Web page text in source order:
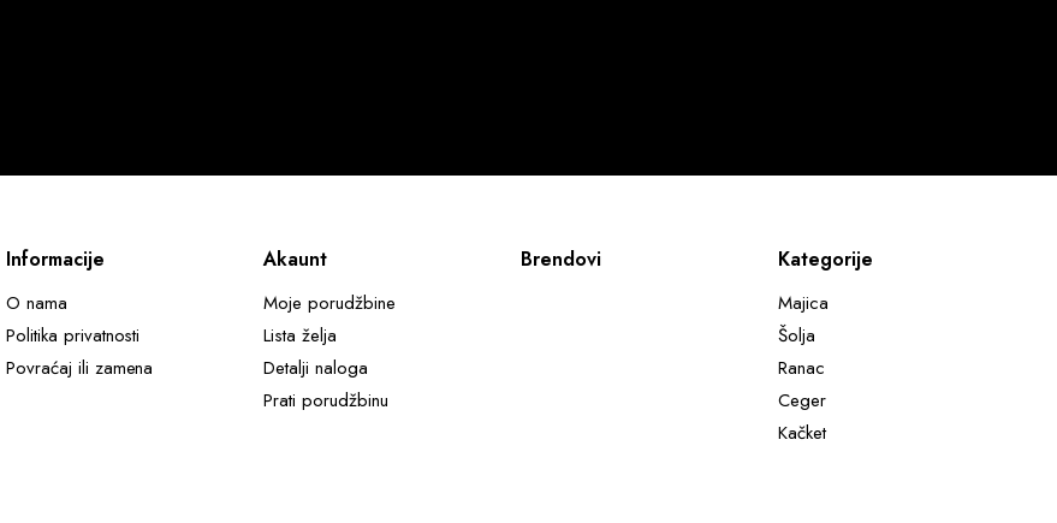
Informacije
O nama
Politika privatnosti
Povraćaj ili zamena
Akaunt
Moje porudžbine
Lista želja
Detalji naloga
Prati porudžbinu
Brendovi Kategorije
Majica
Šolja
Ranac
Ceger
Kačket